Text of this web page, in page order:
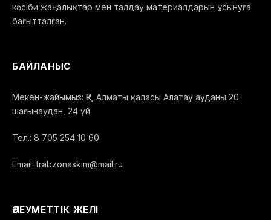
кәсіби жаңалықтар мен талдау материалдарын ұсынуға
бағытталған.
БАЙЛАНЫС
Мекен-жайымыз: ҚР, Алматы қаласы Алатау ауданы 20-
шағынаудан, 24 үй
Тел.: 8 705 254 10 60
Email: trabzonaskim@mail.ru
ӘЛЕУМЕТТІК ЖЕЛІ